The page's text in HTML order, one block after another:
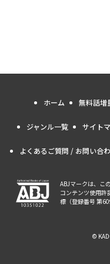
ホーム 無料話増
ジャンル一覧 サイト
よくあるご質問 / お問い合
ABJマークは、こ
コンテンツ使用許
標（登録番号 第
©